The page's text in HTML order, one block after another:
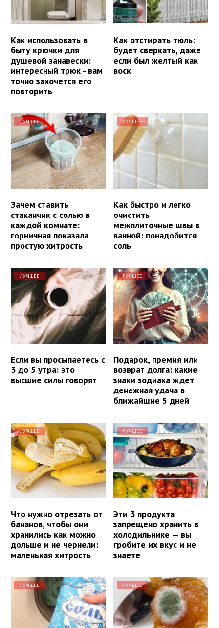
Как использовать в
быту крючки для
душевой занавески:
интересный трюк - вам
точно захочется его
повторить
Как отстирать тюль:
будет сверкать, даже
если был желтый как
воск
ЛУЧШЕЕ
Зачем ставить
стаканчик с солью в
каждой комнате:
горничная показала
простую хитрость
ЛУЧШЕЕ
Как быстро и легко
очистить
межплиточные швы в
ванной: понадобится
соль
ЛУЧШЕЕ
Если вы просыпаетесь с
3 до 5 утра: это
высшие силы говорят
ЛУЧШЕЕ
Подарок, премия или
возврат долга: какие
знаки зодиака ждет
денежная удача в
ближайшие 5 дней
ЛУЧШЕЕ
Что нужно отрезать от
бананов, чтобы они
хранились как можно
дольше и не чернели:
маленькая хитрость
ЛУЧШЕЕ
Эти 3 продукта
запрещено хранить в
холодильнике — вы
гробите их вкус и не
знаете
ЛУЧШЕЕ ЛУЧШЕЕ